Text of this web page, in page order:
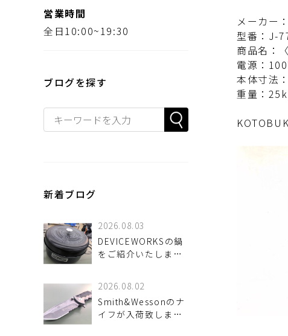
営業時間
全日10:00~19:30
ブログを探す
新着ブログ
2026.08.03
DEVICEWORKSの鍋
をご紹介いたしま
2026.08.02
Smith&Wessonのナ
イフが入荷致しまし
メーカー
型番：J-
商品名：
電源：
本体寸法
重量：